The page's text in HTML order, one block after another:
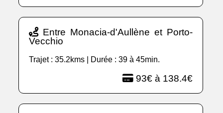
Entre Monacia-d'Aullène et Porto-
Vecchio
Trajet : 35.2kms | Durée : 39 à 45min.
93€ à 138.4€